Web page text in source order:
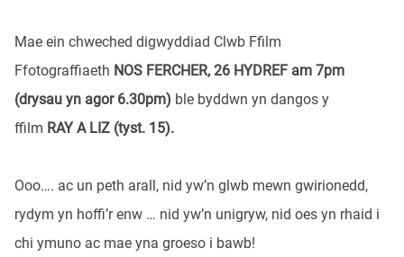
Mae ein chweched digwyddiad Clwb Ffilm
Ffotograffiaeth NOS FERCHER, 26 HYDREF am 7pm
(drysau yn agor 6.30pm) ble byddwn yn dangos y
ffilm RAY A LIZ (tyst. 15).
Ooo…. ac un peth arall, nid yw’n glwb mewn gwirionedd,
rydym yn hoffi’r enw … nid yw’n unigryw, nid oes yn rhaid i
chi ymuno ac mae yna groeso i bawb!